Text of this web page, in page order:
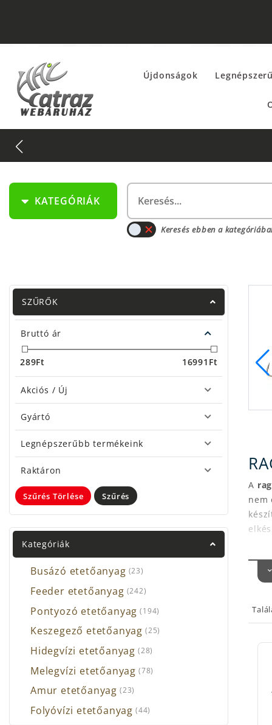
Újdonságok
KATEGÓRIÁK
Keresés ebben a
SZŰRŐK
Bruttó ár
289Ft Ft
16991
Akciós / Új
Gyártó
Legnépszerűbb termékeink
Raktáron
Szűrés Törlése Szűrés
Kategóriák
Busázó etetőanyag (23)
Feeder etetőanyag (242)
Pontyozó etetőanyag (194)
Keszegező etetőanyag (25)
Hidegvízi etetőanyag (28)
Melegvízi etetőanyag (78)
Amur etetőanyag (23)
Folyóvízi etetőanyag (44)
A
nem
de